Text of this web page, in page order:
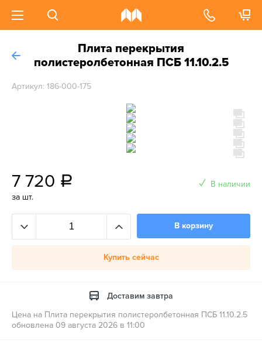
Плита перекрытия
полистеролбетонная ПСБ 11.10.2.5
Артикул: 186-000-175
7 720 a
за шт.
В наличии
В корзину
Купить сейчас
Доставим завтра
Цена на Плита перекрытия полистеролбетонная ПСБ 11.10.2.5
обновлена 09 августа 2026 в 11:00